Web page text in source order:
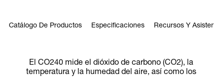
Catálogo De Productos Especificaciones Recursos Y
El CO240 mide el dióxido de carbono (CO2), la
temperatura y la humedad del aire, así como los